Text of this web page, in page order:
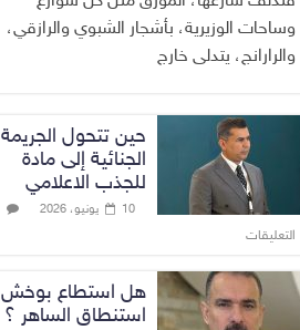
وساحات الوزيرية، بأشجار الشبوي والرازقي،
والرارانج، يتدلى خارج
حين تتحول الجريمة
الجنائية إلى مادة
للجذب الاعلامي
10 يونيو، 2026
التعليقات
هل استطاع بوخش
استنطاق الساهر ؟